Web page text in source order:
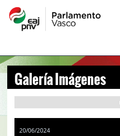
Galería Imágenes
20/06/2024